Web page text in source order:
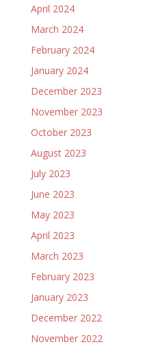
April 2024
March 2024
February 2024
January 2024
December 2023
November 2023
October 2023
August 2023
July 2023
June 2023
May 2023
April 2023
March 2023
February 2023
January 2023
December 2022
November 2022